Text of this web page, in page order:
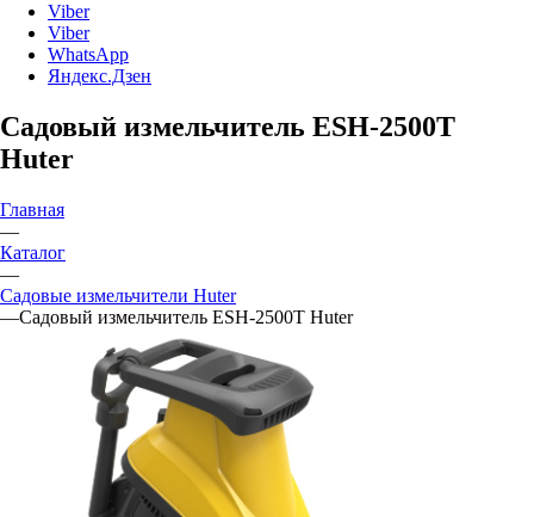
Viber
Viber
WhatsApp
Яндекс.Дзен
Садовый измельчитель ESH-2500T
Huter
Главная
—
Каталог
—
Садовые измельчители Huter
—Садовый измельчитель ESH-2500T Huter